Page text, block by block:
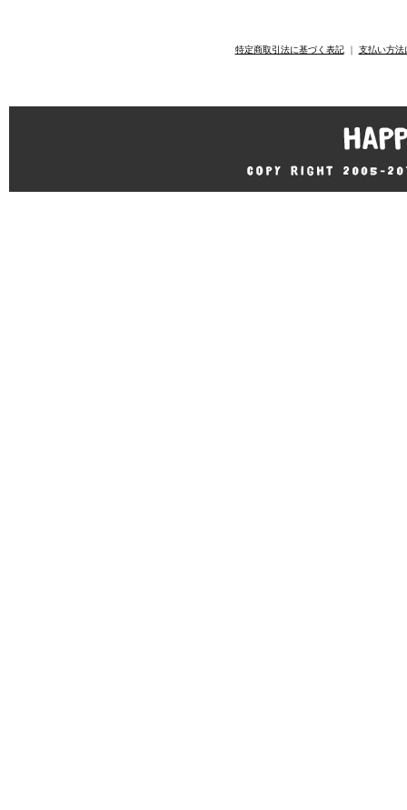
特定商取引法に基づく表記｜ 支払い方法